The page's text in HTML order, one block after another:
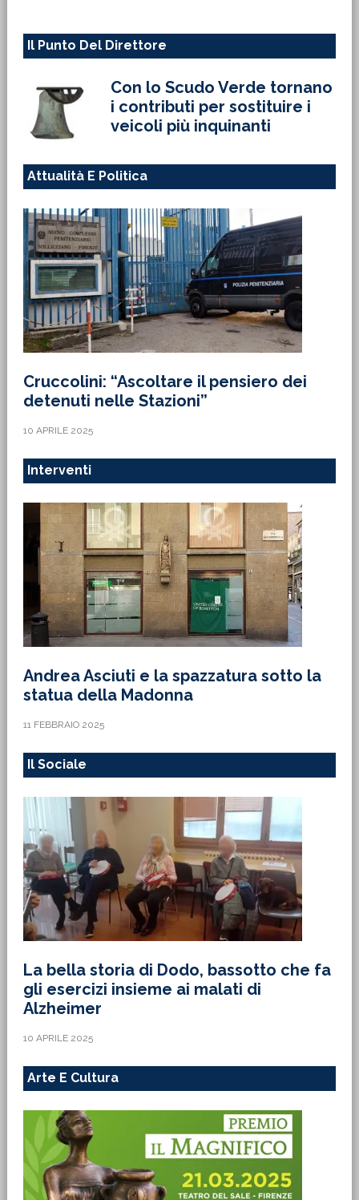
Il Punto Del Direttore
Con lo Scudo Verde tornano
i contributi per sostituire i
veicoli più inquinanti
Attualità E Politica
Cruccolini: “Ascoltare il pensiero dei
detenuti nelle Stazioni”
10 APRILE 2025
Interventi
Andrea Asciuti e la spazzatura sotto la
statua della Madonna
11 FEBBRAIO 2025
Il Sociale
La bella storia di Dodo, bassotto che fa
gli esercizi insieme ai malati di
Alzheimer
10 APRILE 2025
Arte E Cultura